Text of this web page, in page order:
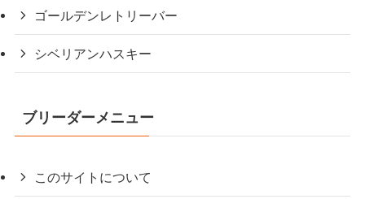
ゴールデンレトリーバー
シベリアンハスキー
ブリーダーメニュー
このサイトについて